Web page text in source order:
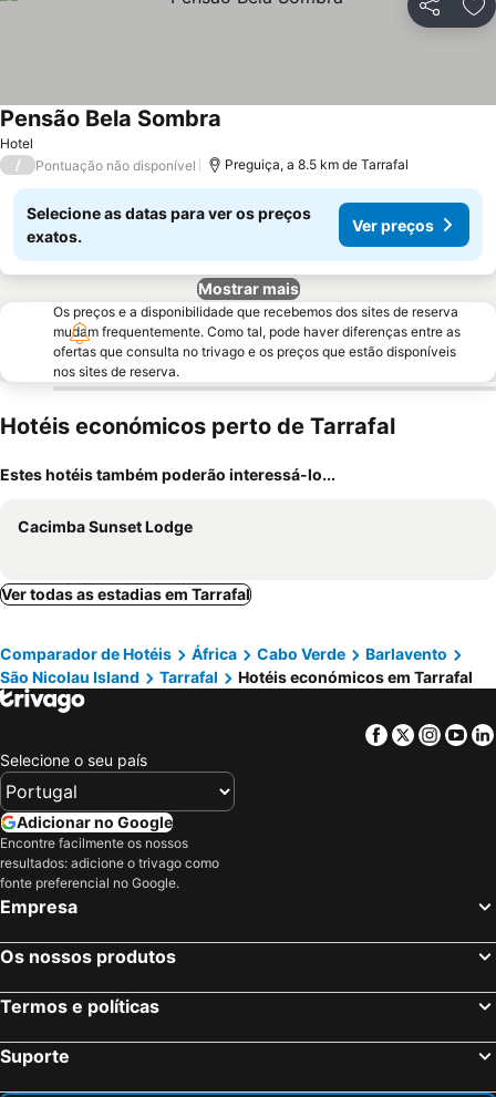
Partilhar
Hotel
Pensão Bela Sombra
/ Pontuação não disponível Preguiça, a 8.5 km de Tarrafal
Selecione as datas para ver os preços
exatos.
Ver preços
Mostrar mais
Os preços e a disponibilidade que recebemos dos sites de reserva
mudam frequentemente. Como tal, pode haver diferenças entre as
ofertas que consulta no trivago e os preços que estão disponíveis
nos sites de reserva.
Hotéis económicos perto de Tarrafal
Estes hotéis também poderão interessá-lo...
Cacimba Sunset Lodge
Ver todas as estadias em Tarrafal
Comparador de Hotéis África Cabo Verde
Barlavento
São Nicolau Island
Tarrafal Hotéis económicos em Tarrafal
Facebook
Twitter
Selecione o seu país
Adicionar no Google
Encontre facilmente os nossos
resultados: adicione o trivago como
fonte preferencial no Google.
Empresa
Os nossos produtos
Termos e políticas
Suporte